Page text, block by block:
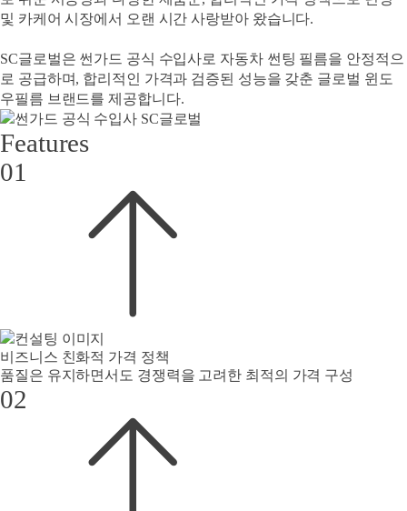
및 카케어 시장에서 오랜 시간 사랑받아 왔습니다.
SC글로벌은 썬가드 공식 수입사로 자동차 썬팅 필름을 안정적으
로 공급하며, 합리적인 가격과 검증된 성능을 갖춘 글로벌 윈도
우필름 브랜드를 제공합니다.
Features
01
비즈니스 친화적 가격 정책
품질은 유지하면서도 경쟁력을 고려한 최적의 가격 구성
02